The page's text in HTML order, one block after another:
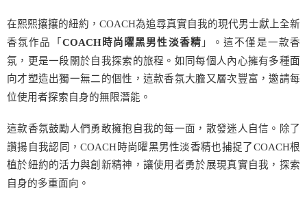
在熙熙攘攘的紐約， COACH為追尋真實自我的現代男士獻上全新
香氛作品「 COACH時尚曜黑男性淡香精 」。這不僅是一款香
氛，更是一段關於自我探索的旅程。如同每個人內心擁有多種面
向才塑造出獨一無二的個性，這款香氛大膽又層次豐富，邀請每
位使用者探索自身的無限潛能。
這款香氛鼓勵人們勇敢擁抱自我的每一面，散發迷人自信。除了
讚揚自我認同，COACH時尚曜黑男性淡香精也捕捉了COACH根
植於紐約的活力與創新精神，讓使用者勇於展現真實自我，探索
自身的多重面向。